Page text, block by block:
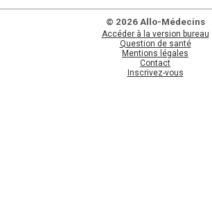
© 2026 Allo-Médecins
Accéder à la version bureau
Question de santé
Mentions légales
Contact
Inscrivez-vous